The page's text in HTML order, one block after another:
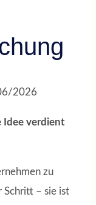
2026
Idee verdient
zu
Schritt – sie ist